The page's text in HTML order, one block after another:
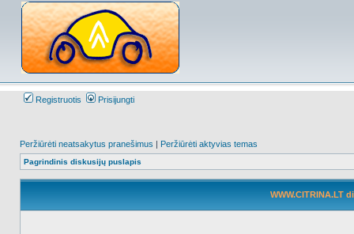
Registruotis Prisijungti
Peržiūrėti neatsakytus pranešimus | Peržiūrėti aktyvias temas
Pagrindinis diskusijų puslapis
WWW.CITRINA.LT